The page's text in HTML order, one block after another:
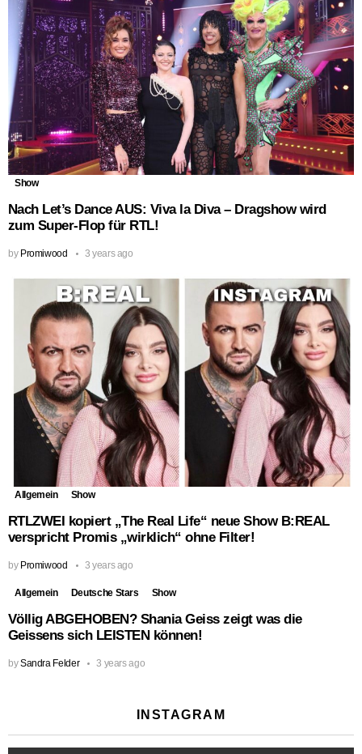
Show
Nach Let’s Dance AUS: Viva la Diva – Dragshow wird
zum Super-Flop für RTL!
by Promiwood 3 years ago
Allgemein Show
RTLZWEI kopiert „The Real Life“ neue Show B:REAL
verspricht Promis „wirklich“ ohne Filter!
by Promiwood 3 years ago
Allgemein Deutsche Stars Show
Völlig ABGEHOBEN? Shania Geiss zeigt was die
Geissens sich LEISTEN können!
bySandra Felder 3 years ago
INSTAGRAM